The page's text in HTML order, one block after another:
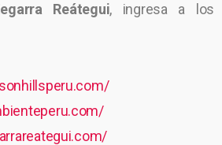
Reátegui, ingresa a los